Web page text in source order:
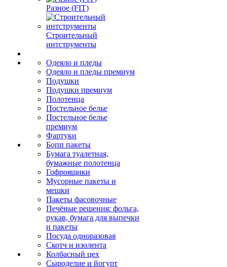
Разное (FIT)
Строительный
интструменты
Одеяло и пледы
Одеяло и пледы премиум
Подушки
Подушки премиум
Полотенца
Постельное белье
Постельное белье
премиум
Фартуки
Бопп пакеты
Бумага туалетная,
бумажные полотенца
Гофроящики
Мусорные пакеты и
мешки
Пакеты фасовочные
Печёные решения: фольга,
рукав, бумага для выпечки
и пакеты
Посуда одноразовая
Скотч и изолента
Колбасный цех
Сыроделие и йогурт